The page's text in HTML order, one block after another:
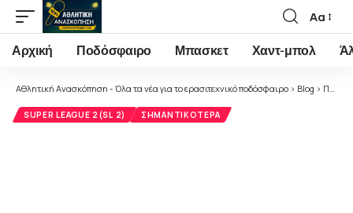
Font
Resizer
Αα
Αρχική Ποδόσφαιρο Μπασκετ Χαντ-μπολ
Αθλητική Ανασκόπηση - Όλα τα νέα για το ερασιτεχνικό ποδόσφαιρο > Blog > Ποδόσφαιρο
SUPER LEAGUE 2(SL 2) ΣΗΜΑΝΤΙΚΌΤΕΡΑ